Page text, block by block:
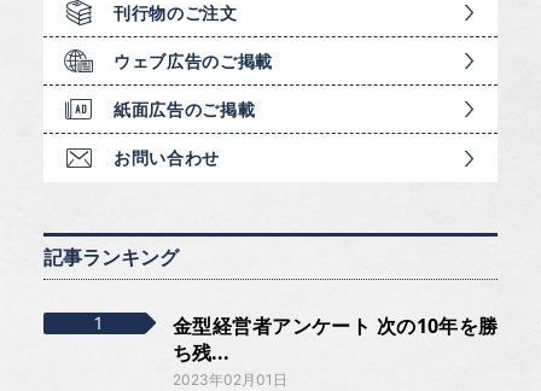
刊行物のご注文
ウェブ広告のご掲載
紙面広告のご掲載
お問い合わせ
記事ランキング
金型経営者アンケート 次の10年を勝
ち残...
2023年02月01日